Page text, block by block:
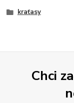
kraťasy
Chci